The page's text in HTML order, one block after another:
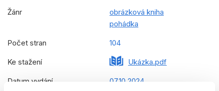
Žánr
obrázková kniha
pohádka
Počet stran 104
Ke stažení Ukázka.pdf
Datum vydání 07.10.2024